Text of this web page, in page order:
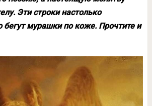
Эти строки настолько
бегут мурашки по коже. Прочтите и